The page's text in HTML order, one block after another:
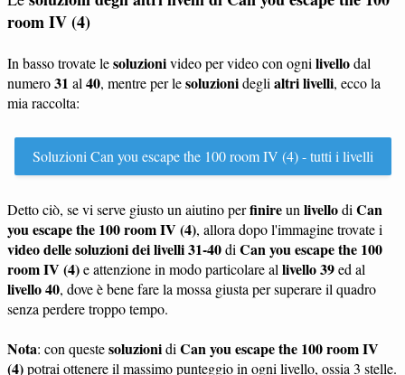
room IV (4)
In basso trovate lesoluzionivideo per video con ogni livellodal
numero31 al 40, mentre per lesoluzionidegli altri livelli, ecco la
mia raccolta:
Soluzioni Can you escape the 100 room IV (4) - tutti i livelli
Detto ciò, se vi serve giusto un aiutino perfinireun livellodi Can
you escape the 100 room IV (4), allora dopo l'immagine trovate i
video delle soluzioni dei livelli 31-40di Can you escape the 100
room IV (4)e attenzione in modo particolare al livello 39ed al
livello 40, dove è bene fare la mossa giusta per superare il quadro
senza perdere troppo tempo.
Nota: con questesoluzionidi Can you escape the 100 room IV
(4)potrai ottenere il massimo punteggio in ogni livello, ossia 3 stelle.